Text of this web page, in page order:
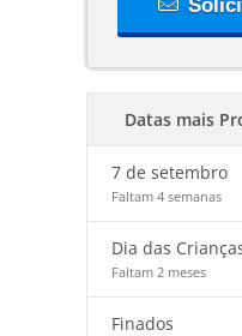
Datas mais
7 de setembro
Faltam 4 semanas
Dia das
Faltam 2 meses
Finados